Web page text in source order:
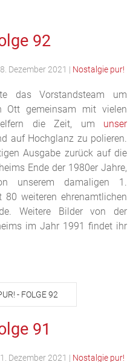
92
Dezember 2021 | Nostalgie pur!
das Vorstandsteam um
Ott gemeinsam mit vielen
die Zeit, um unser
auf Hochglanz zu polieren.
Ausgabe zurück auf die
Ende der 1980er Jahre,
unserem damaligen 1.
weiteren ehrenamtlichen
Weitere Bilder von der
im Jahr 1991 findet ihr
- FOLGE 92
91
Dezember 2021 | Nostalgie pur!